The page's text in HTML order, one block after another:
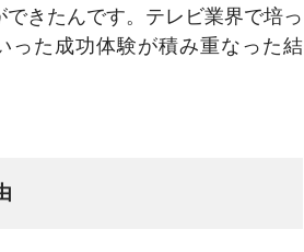
きたんです。テレビ業界で培っ
った成功体験が積み重なった結